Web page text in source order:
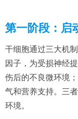
第一阶段：启
干细胞通过三大机
因子，为受损神经
伤后的不良微环境
气和营养支持。三
环境。